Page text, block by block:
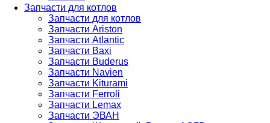
Запчасти для котлов
Запчасти для котлов
Запчасти Ariston
Запчасти Atlantic
Запчасти Baxi
Запчасти Buderus
Запчасти Navien
Запчасти Kiturami
Запчасти Ferroli
Запчасти Lemax
Запчасти ЭВАН